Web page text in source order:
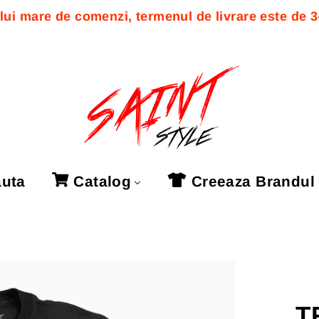
mare de comenzi, termenul de livrare este de
Catalog Creeaza Brandul